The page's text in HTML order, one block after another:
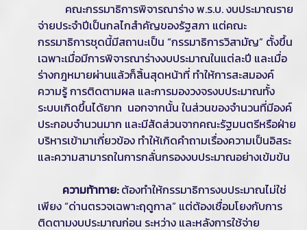
คณะกรรมาธิการพิจารณาร่าง พ.ร.บ. งบประมาณราย
จ่ายประจำปีเป็นกลไกสำคัญของรัฐสภา แต่คณะ
กรรมาธิการชุดนี้มีสถานะเป็น “กรรมาธิการวิสามัญ” ตั้งขึ้น
เฉพาะเมื่อมีการพิจารณาร่างงบประมาณในแต่ละปี และเมื่อ
ร่างกฎหมายผ่านแล้วก็สิ้นสุดหน้าที่ ทำให้การสะสมองค์
ความรู้ การติดตามผล และการมองวงจรงบประมาณทั้ง
ระบบเกิดขึ้นได้ยาก นอกจากนั้น ในส่วนของจำนวนที่มีองค์
ประกอบจำนวนมาก และมีสัดส่วนจากคณะรัฐมนตรีหรือฝ่าย
บริหารเข้ามาเกี่ยวข้อง ทำให้เกิดคำถามเรื่องความเป็นอิสระ
และความสามารถในการกลั่นกรองงบประมาณอย่างเข้มข้น
ความท้าทาย:ต้องทำให้กรรมาธิการงบประมาณไม่ใช่
เพียง “ด่านตรวจเฉพาะฤดูกาล” แต่ต้องเชื่อมโยงกับการ
ติดตามงบประมาณก่อน ระหว่าง และหลังการใช้จ่าย